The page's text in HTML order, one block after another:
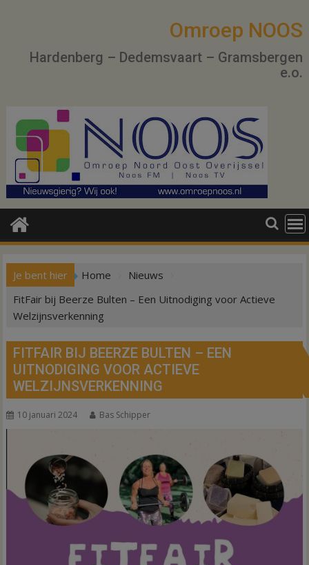
Omroep NOOS
Hardenberg – Dedemsvaart – Gramsbergen
e.o.
Je bent hier Home
Nieuws
FitFair bij Beerze Bulten – Een Uitnodiging voor Actieve
Welzijnsverkenning
FITFAIR BIJ BEERZE BULTEN – EEN
UITNODIGING VOOR ACTIEVE
WELZIJNSVERKENNING
10 januari 2024 Bas Schipper